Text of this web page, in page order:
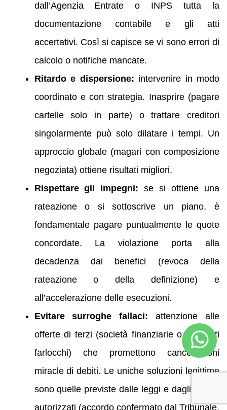
dall’Agenzia Entrate o INPS tutta la
documentazione contabile e gli atti
accertativi. Così si capisce se vi sono errori di
calcolo o notifiche mancate.
Ritardo e dispersione: intervenire in modo
coordinato e con strategia. Inasprire (pagare
cartelle solo in parte) o trattare creditori
singolarmente può solo dilatare i tempi. Un
approccio globale (magari con composizione
negoziata) ottiene risultati migliori.
Rispettare gli impegni: se si ottiene una
rateazione o si sottoscrive un piano, è
fondamentale pagare puntualmente le quote
concordate. La violazione porta alla
decadenza dai benefici (revoca della
rateazione o della definizione) e
all’accelerazione delle esecuzioni.
Evitare surroghe fallaci: attenzione alle
offerte di terzi (società finanziarie o avvocati
farlocchi) che promettono cancellazioni
miracle di debiti. Le uniche soluzioni legittime
sono quelle previste dalle leggi e dagli organi
autorizzati (accordo confermato dal Tribunale,